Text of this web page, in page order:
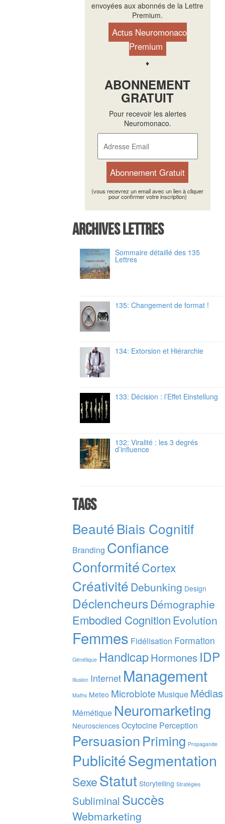
envoyées aux abonnés de la Lettre
Premium.
Actus Neuromonaco
Premium
♦
ABONNEMENT
GRATUIT
Pour recevoir les alertes
Neuromonaco.
(vous recevrez un email avec un lien à cliquer
pour confirmer votre inscription)
Archives Lettres
Sommaire détaillé des 135
Lettres
135: Changement de format !
134: Extorsion et Hiérarchie
133: Décision : l’Effet Einstellung
132: Viralité : les 3 degrés
d’influence
Tags
BeautéBiais Cognitif
Branding Confiance
ConformitéCortex
Créativité Debunking Design
Déclencheurs Démographie
Embodied Cognition Evolution
Femmes Fidélisation Formation
Génétique HandicapHormones IDP
Illusion Internet Management
Maths Meteo Microbiote Musique Médias
Mémétique Neuromarketing
Neurosciences Ocytocine Perception
PersuasionPriming Propagande
PublicitéSegmentation
SexeStatut Storytelling Stratégies
Subliminal Succès
Webmarketing